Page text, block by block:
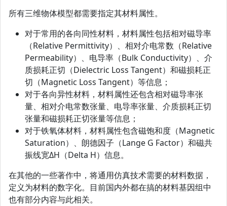
所有三维物体模型都需要指定其材料属性。
对于常用的各向同性材料，材料属性包括相对磁导率
（Relative Permittivity）、相对介电常数（Relative
Permeability）、电导率（Bulk Conductivity）、介
质损耗正切（Dielectric Loss Tangent）和磁损耗正
切（Magnetic Loss Tangent）等信息；
对于各向异性材料，材料属性还包含相对磁导率张
量、相对介电常数张量、电导率张量、介质损耗正切
张量和磁损耗正切张量等信息；
对于铁氧体材料，材料属性包含磁饱和度（Magnetic
Saturation）、朗德因子（Lange G Factor）和磁共
振线宽ΔH（Delta H）信息。
在其他的一些著作中，将通用仿真技术需要的材料数据，
定义为材料的数字化。目前国内外都在搞的材料基因组中
也有部分内容与此相关。